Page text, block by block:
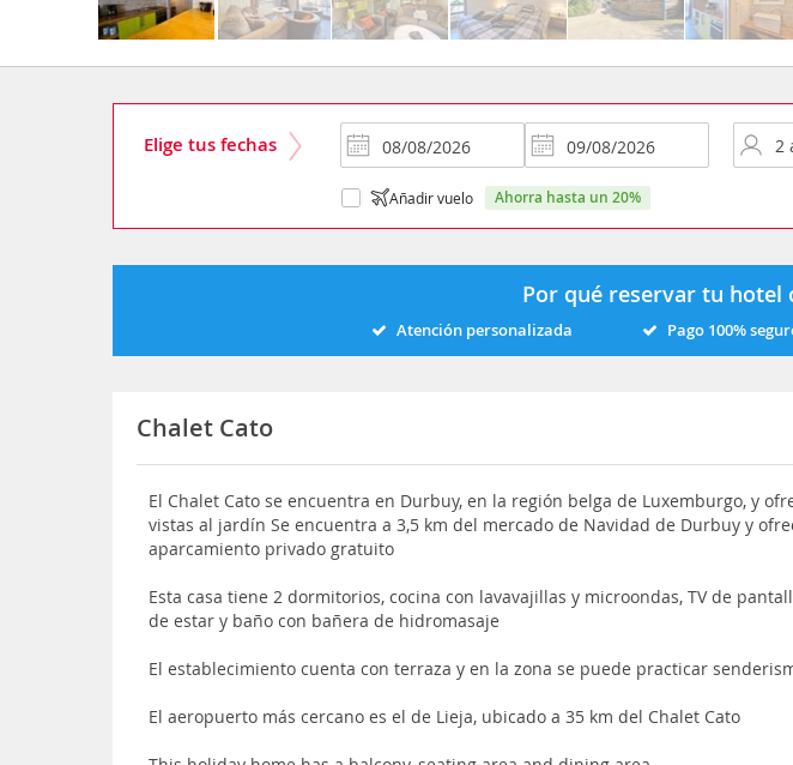
Elige tus fechas
Añadir vuelo ahorra hasta un 20%
Por qué reservar tu hotel
Atención personalizada Pago 100%
Chalet Cato
El Chalet Cato se encuentra en Durbuy, en la región belga de Luxemburgo, y
vistas al jardín Se encuentra a 3,5 km del mercado de Navidad de Durbuy y
aparcamiento privado gratuito
Esta casa tiene 2 dormitorios, cocina con lavavajillas y microondas, TV de
de estar y baño con bañera de hidromasaje
El establecimiento cuenta con terraza y en la zona se puede practicar
El aeropuerto más cercano es el de Lieja, ubicado a 35 km del Chalet Cato